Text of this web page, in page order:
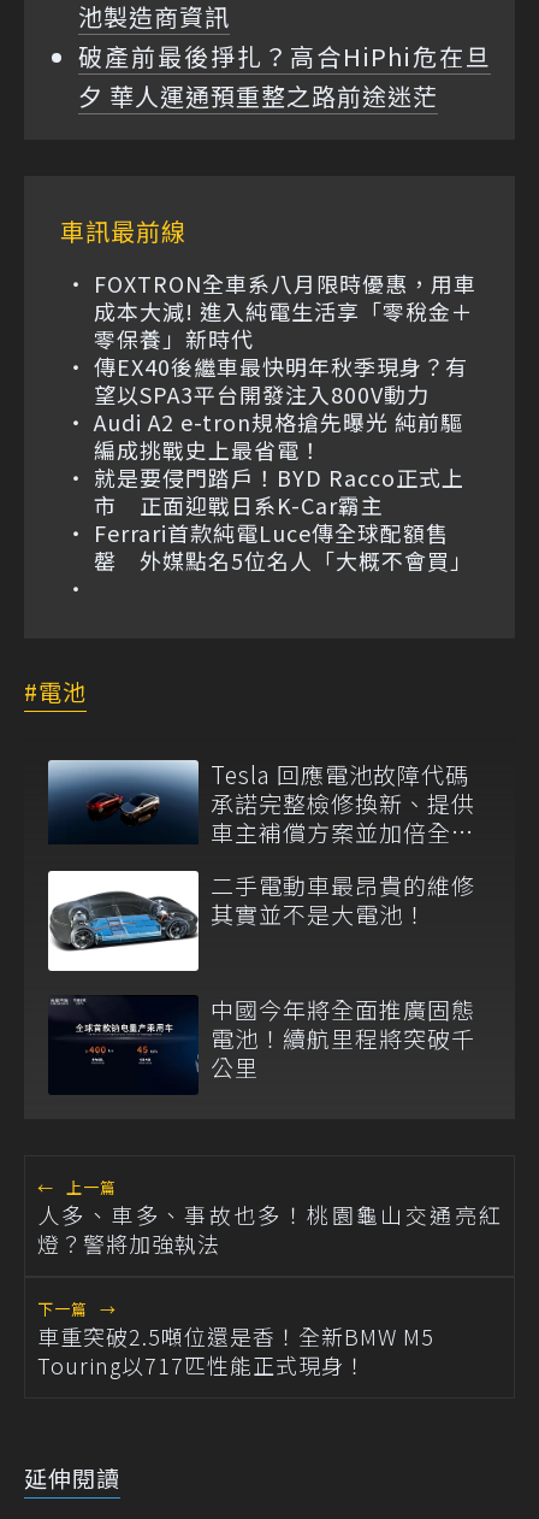
池製造商資訊
破產前最後掙扎？高合HiPhi危在旦
夕 華人運通預重整之路前途迷茫
車訊最前線
FOXTRON全車系八月限時優惠，用車
成本大減! 進入純電生活享「零稅金＋
零保養」新時代
傳EX40後繼車最快明年秋季現身？有
望以SPA3平台開發注入800V動力
Audi A2 e-tron規格搶先曝光 純前驅
編成挑戰史上最省電！
就是要侵門踏戶！BYD Racco正式上
市 正面迎戰日系K-Car霸主
Ferrari首款純電Luce傳全球配額售
罄 外媒點名5位名人「大概不會買」
電池
Tesla 回應電池故障代碼
承諾完整檢修換新、提供
車主補償方案並加倍全台
二手電動車最昂貴的維修
其實並不是大電池！
中國今年將全面推廣固態
電池！續航里程將突破千
公里
← 上一篇
人多、車多、事故也多！桃園龜山交通亮紅
燈？警將加強執法
下一篇 →
車重突破2.5噸位還是香！全新BMW M5
Touring以717匹性能正式現身！
延伸閱讀